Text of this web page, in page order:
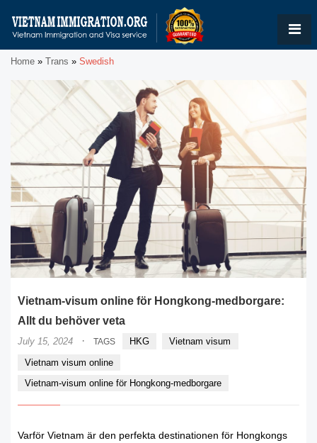
Home » Trans » Swedish
Vietnam-visum online för Hongkong-medborgare:
Allt du behöver veta
July 15, 2024 · TAGS HKG
Vietnam visum
Vietnam visum online
Vietnam-visum online för Hongkong-medborgare
Varför Vietnam är den perfekta destinationen för Hongkongs